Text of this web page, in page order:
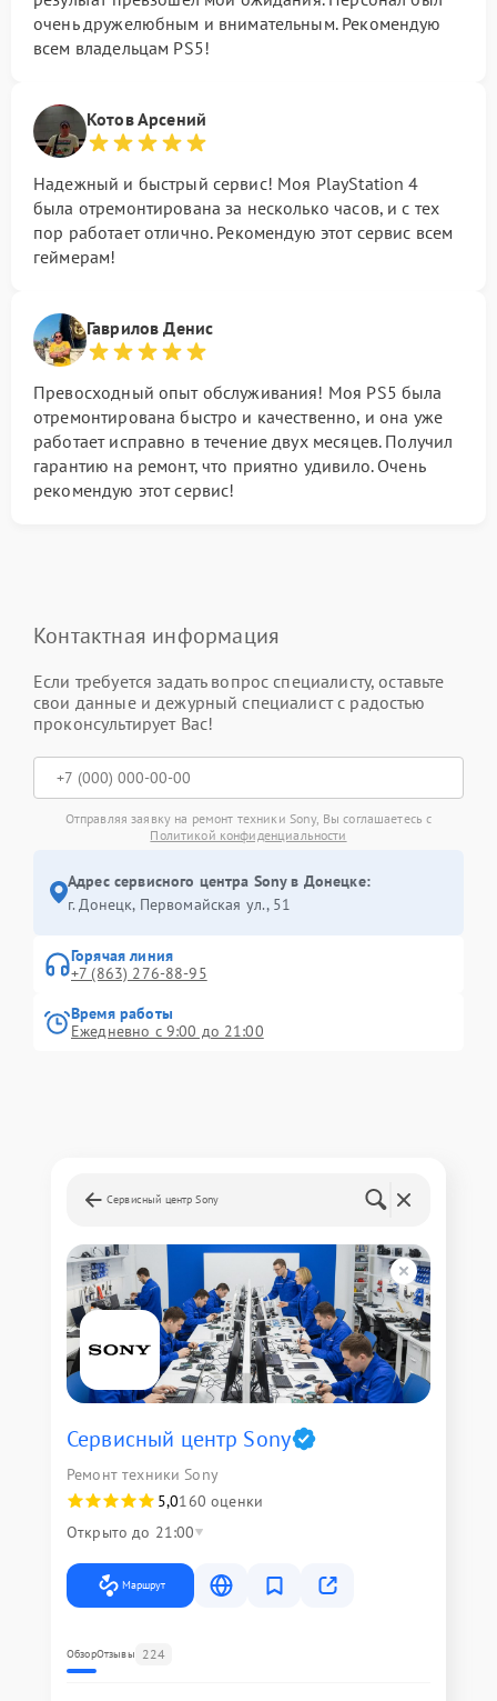
очень дружелюбным и внимательным. Рекомендую
всем владельцам PS5!
Котов Арсений
Надежный и быстрый сервис! Моя PlayStation 4
была отремонтирована за несколько часов, и с тех
пор работает отлично. Рекомендую этот сервис всем
геймерам!
Гаврилов Денис
Превосходный опыт обслуживания! Моя PS5 была
отремонтирована быстро и качественно, и она уже
работает исправно в течение двух месяцев. Получил
гарантию на ремонт, что приятно удивило. Очень
рекомендую этот сервис!
Контактная информация
Если требуется задать вопрос специалисту, оставьте
свои данные и дежурный специалист с радостью
проконсультирует Вас!
Отправляя заявку на ремонт техники Sony, Вы соглашаетесь с
Политикой конфиденциальности
Адрес сервисного центра Sony в Донецке:
г. Донецк, Первомайская ул., 51
Горячая линия
+7 (863) 276-88-95
Время работы
Ежедневно с 9:00 до 21:00
Сервисный центр Sony
Сервисный центр Sony
Ремонт техники Sony
5,0160 оценки
Открыто до 21:00
Маршрут
ОбзорОтзывы 224